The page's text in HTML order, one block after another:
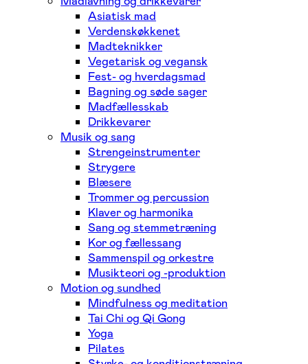
Asiatisk mad
Verdenskøkkenet
Madteknikker
Vegetarisk og vegansk
Fest- og hverdagsmad
Bagning og søde sager
Madfællesskab
Drikkevarer
Musik og sang
Strengeinstrumenter
Strygere
Blæsere
Trommer og percussion
Klaver og harmonika
Sang og stemmetræning
Kor og fællessang
Sammenspil og orkestre
Musikteori og -produktion
Motion og sundhed
Mindfulness og meditation
Tai Chi og Qi Gong
Yoga
Pilates